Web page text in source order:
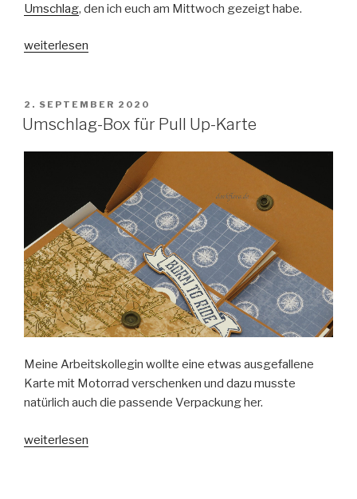
Umschlag, den ich euch am Mittwoch gezeigt habe.
„Pull
mit
Motorrad“
weiterlesen
VERÖFFENTLICHT
AM
2. SEPTEMBER 2020
Umschlag-Box für Pull Up-Karte
Meine Arbeitskollegin wollte eine etwas ausgefallene
Karte mit Motorrad verschenken und dazu musste
natürlich auch die passende Verpackung her.
„Umschlag-
weiterlesen